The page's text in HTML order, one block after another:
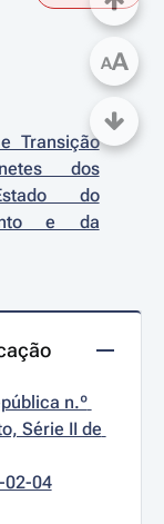
Transição
dos
do
e da
n.º
Série II de
02-04
AA